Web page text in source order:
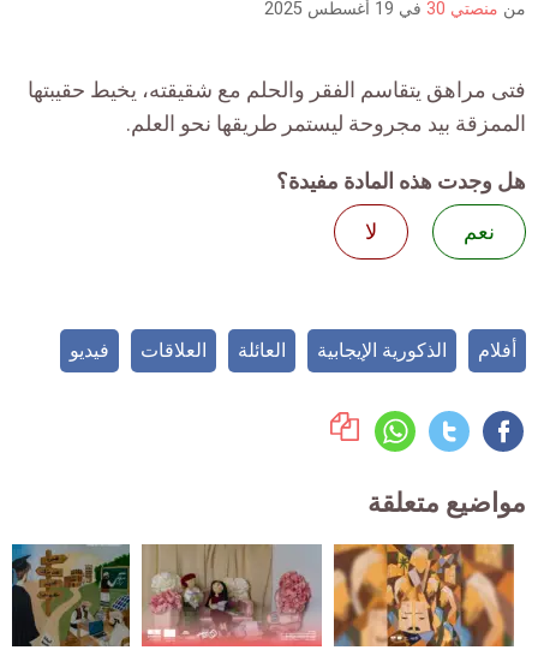
من منصتي 30 في 19 أغسطس 2025
فتى مراهق يتقاسم الفقر والحلم مع شقيقته، يخيط حقيبتها
الممزقة بيد مجروحة ليستمر طريقها نحو العلم.
هل وجدت هذه المادة مفيدة؟
نعم
لا
أفلام الذكورية الإيجابية العائلة العلاقات فيديو
مواضيع متعلقة